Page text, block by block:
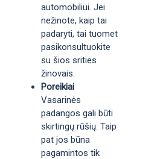
automobiliui. Jei
nežinote, kaip tai
padaryti, tai tuomet
pasikonsultuokite
su šios srities
žinovais.
Poreikiai
Vasarinės
padangos gali būti
skirtingų rūšių. Taip
pat jos būna
pagamintos tik